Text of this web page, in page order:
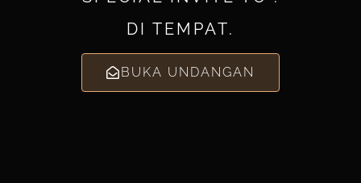
DI TEMPAT.
BUKA UNDANGAN